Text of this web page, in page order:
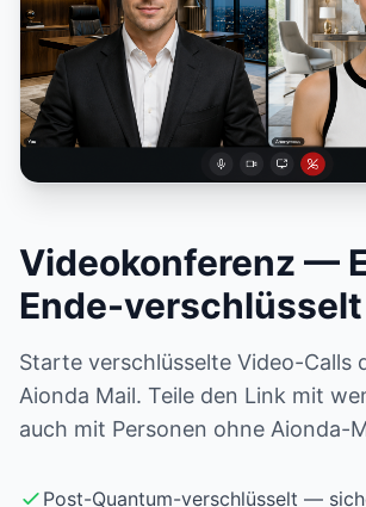
Videokonferenz —
Ende-verschlüsselt
Starte verschlüsselte Video-Calls
Aionda Mail. Teile den Link mit
auch mit Personen ohne Aionda-
Post-Quantum-verschlüsselt —